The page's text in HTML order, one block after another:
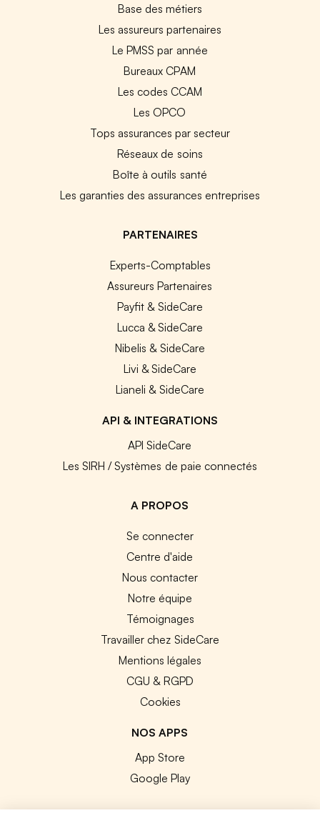
Base des métiers
Les assureurs partenaires
Le PMSS par année
Bureaux CPAM
Les codes CCAM
Les OPCO
Tops assurances par secteur
Réseaux de soins
Boîte à outils santé
Les garanties des assurances entreprises
PARTENAIRES
Experts-Comptables
Assureurs Partenaires
Payfit & SideCare
Lucca & SideCare
Nibelis & SideCare
Livi & SideCare
Lianeli & SideCare
API & INTEGRATIONS
API SideCare
Les SIRH / Systèmes de paie connectés
A PROPOS
Se connecter
Centre d'aide
Nous contacter
Notre équipe
Témoignages
Travailler chez SideCare
Mentions légales
CGU & RGPD
Cookies
NOS APPS
App Store
Google Play